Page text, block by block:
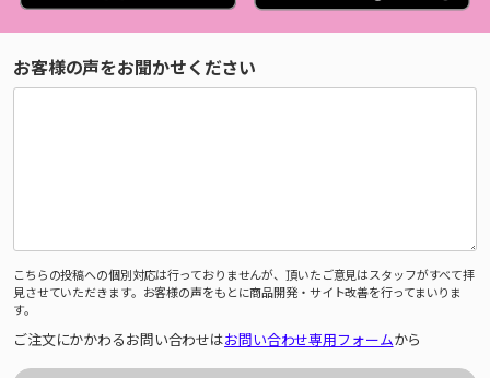
お客様の声をお聞かせください
こちらの投稿への個別対応は行っておりませんが、頂いたご意見はスタッフがすべて拝
見させていただきます。お客様の声をもとに商品開発・サイト改善を行ってまいりま
す。
ご注文にかかわるお問い合わせはお問い合わせ専用フォームから